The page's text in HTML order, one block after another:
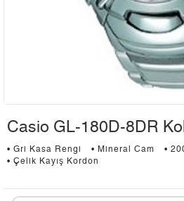
Casio GL-180D-8DR
• Gri Kasa Rengi • Mineral Cam
•
• Çelik Kayış Kordon